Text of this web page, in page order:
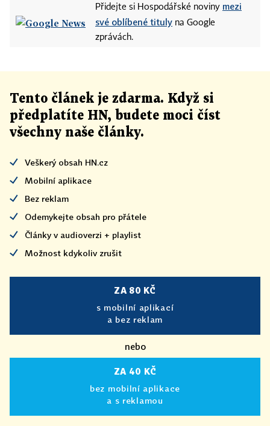
Přidejte si Hospodářské noviny mezi
své oblíbené tituly na Google
zprávách.
Tento článek je zdarma. Když si
předplatíte HN, budete moci číst
všechny naše články.
Veškerý obsah HN.cz
Mobilní aplikace
Bez reklam
Odemykejte obsah pro přátele
Články v audioverzi + playlist
Možnost kdykoliv zrušit
ZA 80 KČ
s mobilní aplikací
a bez reklam
nebo
ZA 40 KČ
bez mobilní aplikace
a s reklamou